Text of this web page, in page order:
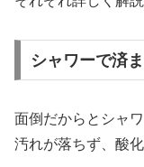
シャワーで済
面倒だからとシャ
汚れが落ちず、酸